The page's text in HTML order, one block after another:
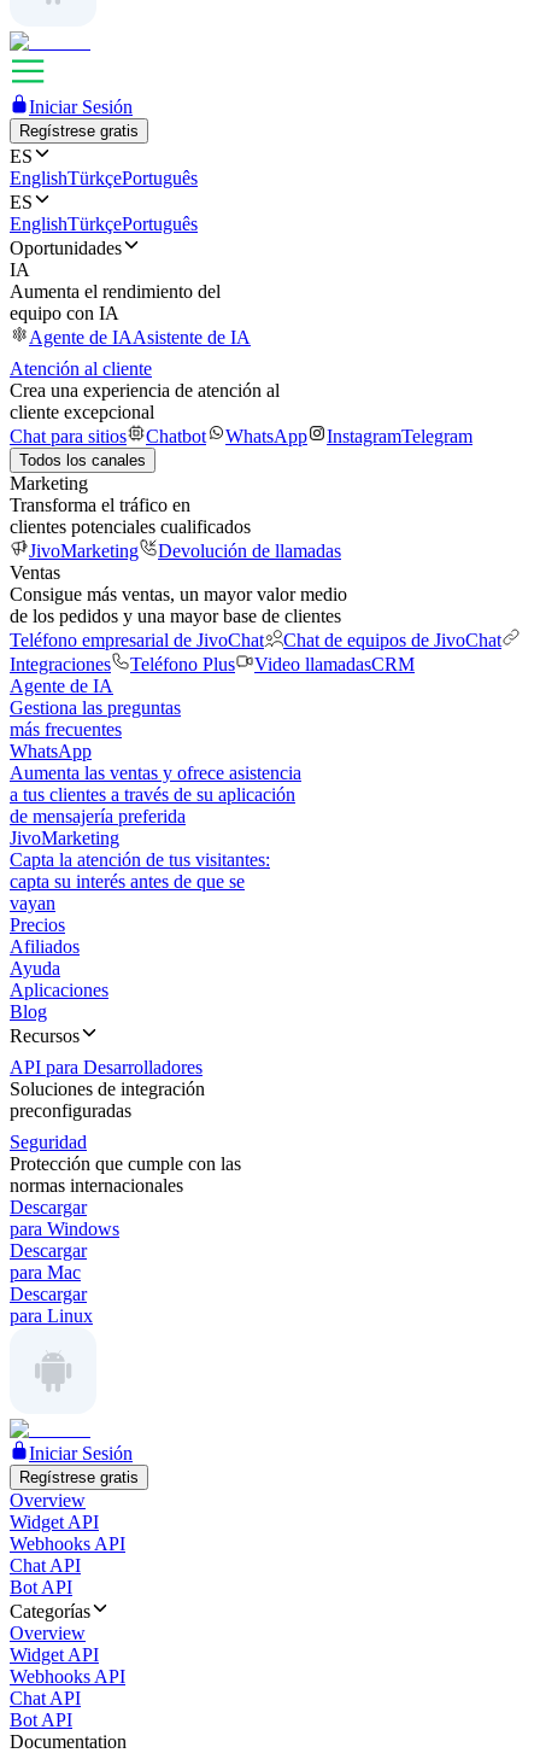
Iniciar Sesión
Regístrese gratis
ES
EnglishTürkçePortuguês
ES
EnglishTürkçePortuguês
Oportunidades
IA
Aumenta el rendimiento del
equipo con IA
Agente de IAAsistente de IA
Atención al cliente
Crea una experiencia de atención al
cliente excepcional
Chat para sitios
Chatbot WhatsApp InstagramTelegram
Todos los canales
Marketing
Transforma el tráfico en
clientes potenciales cualificados
JivoMarketing
Devolución de llamadas
Ventas
Consigue más ventas, un mayor valor medio
de los pedidos y una mayor base de clientes
Teléfono empresarial de JivoChat
Chat de equipos de JivoChat
Integraciones
Teléfono Plus Video llamadasCRM
Agente de IA
Gestiona las preguntas
más frecuentes
WhatsApp
Aumenta las ventas y ofrece asistencia
a tus clientes a través de su aplicación
de mensajería preferida
JivoMarketing
Capta la atención de tus visitantes:
capta su interés antes de que se
vayan
Precios
Afiliados
Ayuda
Aplicaciones
Blog
Recursos
API para Desarrolladores
Soluciones de integración
preconfiguradas
Seguridad
Protección que cumple con las
normas internacionales
Descargar
para Windows
Descargar
para Mac
Descargar
para Linux
Iniciar Sesión
Regístrese gratis
Overview
Widget API
Webhooks API
Chat API
Bot API
Categorías
Overview
Widget API
Webhooks API
Chat API
Bot API
Documentation